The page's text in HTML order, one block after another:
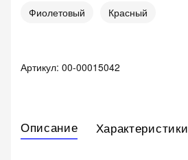
Фиолетовый Красный
Артикул: 00-00015042
Описание Характеристики